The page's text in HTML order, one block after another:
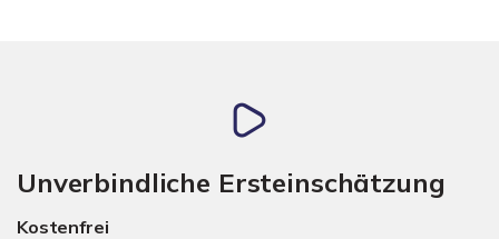
Unverbindliche Ersteinschätzung
Kostenfrei